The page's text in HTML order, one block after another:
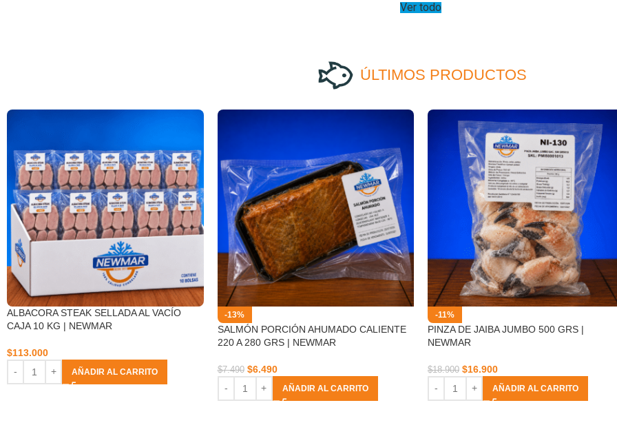
Ver todo
ÚLTIMOS PRODUCTOS
ALBACORA STEAK SELLADA AL VACÍO
CAJA 10 KG | NEWMAR
$113.000
AÑADIR AL CARRITO
-13%
SALMÓN PORCIÓN AHUMADO CALIENTE
220 A 280 GRS | NEWMAR
$7.490 $6.490
AÑADIR AL CARRITO
-11%
PINZA DE JAIBA JUMBO 500 GRS |
NEWMAR
$18.900 $16.900
AÑADIR AL CARRITO